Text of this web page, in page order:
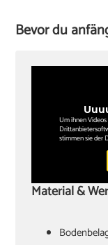
Bevor du
Um ihnen
stimmen sie der
Material &